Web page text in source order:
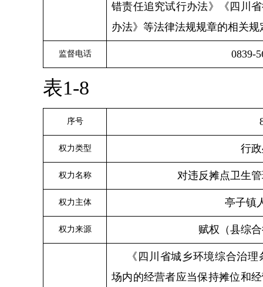
错责任追究试行办法》《四川
办法》等法律法规规章的相关
监督电话 0839-5
表1-8
序号
权力类型 行
权力名称 对违反摊点卫生
权力主体 亭子镇
权力来源 赋权（县综
《四川省城乡环境综合治
场内的经营者应当保持摊位和